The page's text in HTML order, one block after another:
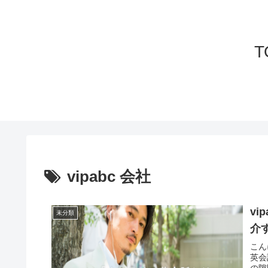
vipabc 会社
未分類
介
こ
英